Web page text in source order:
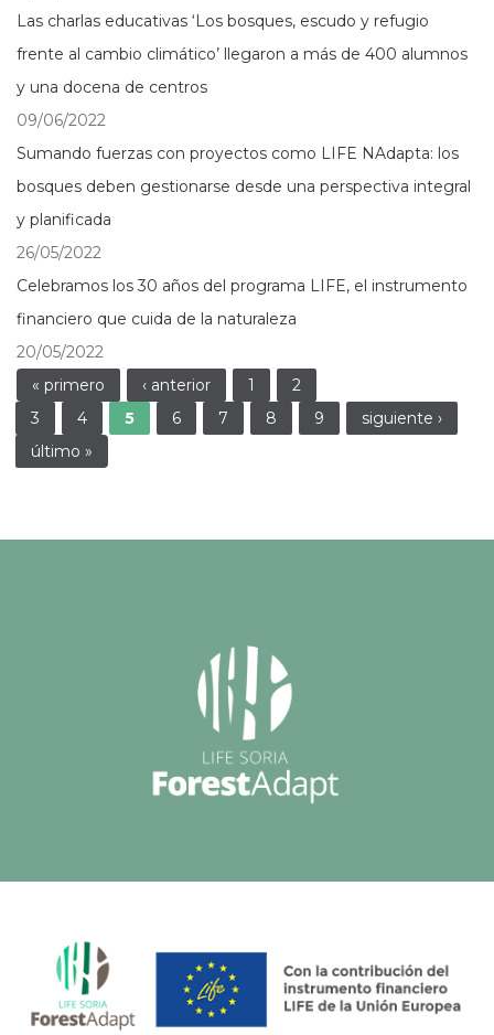
Las charlas educativas ‘Los bosques, escudo y refugio
frente al cambio climático’ llegaron a más de 400 alumnos
y una docena de centros
09/06/2022
Sumando fuerzas con proyectos como LIFE NAdapta: los
bosques deben gestionarse desde una perspectiva integral
y planificada
26/05/2022
Celebramos los 30 años del programa LIFE, el instrumento
financiero que cuida de la naturaleza
20/05/2022
Páginas
« primero ‹ anterior 1
2
3
4 5 6 7 8 9
siguiente ›
último »